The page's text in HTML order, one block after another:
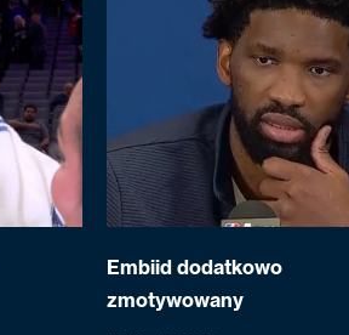
Embiid dodatkowo
zmotywowany